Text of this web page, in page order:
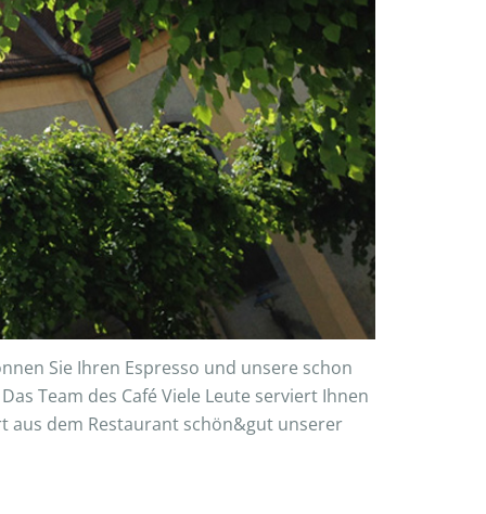
Sie Ihren Espresso und unsere schon
Team des Café Viele Leute serviert Ihnen
aus dem Restaurant schön&gut unserer